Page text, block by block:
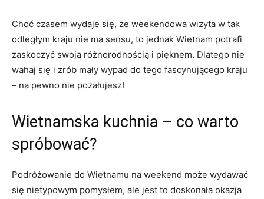
Choć czasem wydaje się, że⁤ weekendowa wizyta w tak
⁢odległym⁣ kraju ​nie ma sensu, to jednak Wietnam potrafi
‌zaskoczyć swoją różnorodnością ⁤i pięknem. Dlatego nie
wahaj się i zrób ⁢mały wypad ⁣do tego fascynującego kraju
– ​na pewno nie pożałujesz!
Wietnamska kuchnia – co warto
⁢spróbować?
Podróżowanie do Wietnamu na ⁤weekend może‍ wydawać
się nietypowym pomysłem, ale jest to ​doskonała⁣ okazja